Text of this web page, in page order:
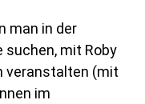
man in der
suchen, mit Roby
veranstalten (mit
im